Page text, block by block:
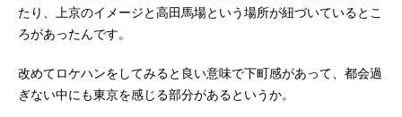
たり、上京のイメージと高田馬場という場所が紐づいているとこ
ろがあったんです。
改めてロケハンをしてみると良い意味で下町感があって、都会過
ぎない中にも東京を感じる部分があるというか。